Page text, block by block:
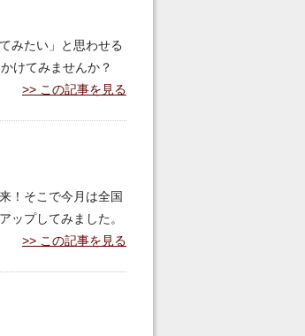
みたい」と思わせる
けてみませんか？
この記事を見る
！そこで今月は全国
ップしてみました。
この記事を見る